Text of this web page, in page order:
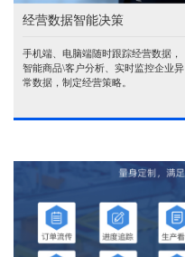
经营数据智能决策
手机端、电脑端随时跟踪经营数据，
智能商品\客户分析、实时监控企业异
常数据，制定经营策略。